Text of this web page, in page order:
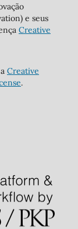
e seus
Creative
Creative
.